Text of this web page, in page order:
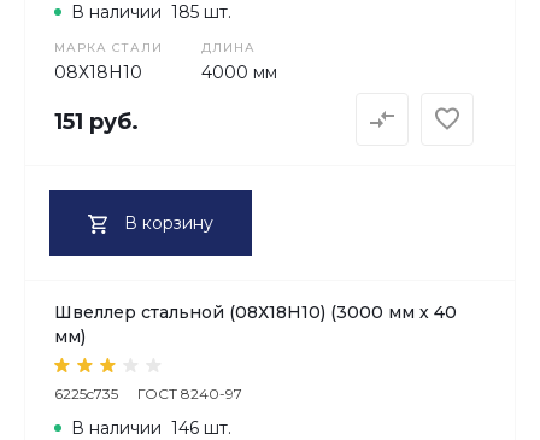
МАРКА СТАЛИ
08Х18H10
ДЛИНА
4000 мм
В наличии 185 шт.
151 руб.
В корзину
Швеллер стальной (08Х18H10) (3000 мм х 40
мм)
6225c735 ГОСТ 8240-97
В наличии 146 шт.